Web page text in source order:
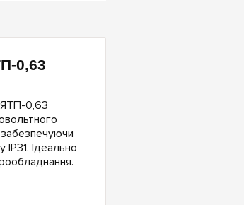
0,63
ЯТП-0,63
Ідеально